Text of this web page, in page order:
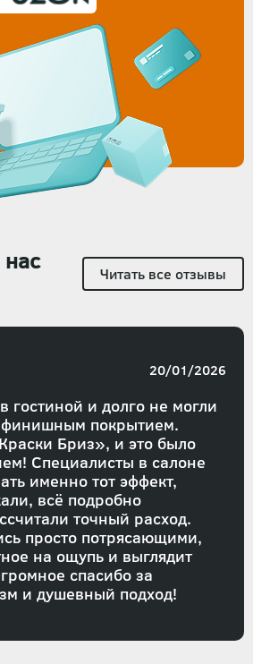
Читать все отзывы
гостиной и долго не могли
финишным покрытием.
Бриз», и это было
Специалисты в салоне
именно тот эффект,
всё подробно
точный расход.
просто потрясающими,
на ощупь и выглядит
спасибо за
и душевный подход!
20/01/2026